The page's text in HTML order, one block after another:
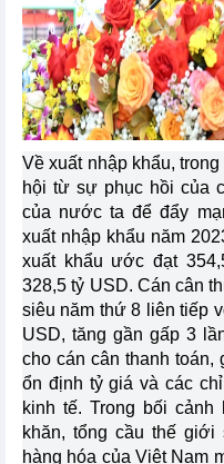
Về xuất nhập khẩu,
hội từ sự phục hồi của
của nước ta để đẩy
xuất nhập khẩu năm
xuất khẩu ước đạt
328,5 tỷ USD. Cán cân
siêu năm thứ 8 liên tiếp
USD, tăng gần gấp 3
cho cán cân thanh
ổn định tỷ giá và các
kinh tế. Trong bối
khăn, tổng cầu thế giới
hàng hóa của Việt Nam